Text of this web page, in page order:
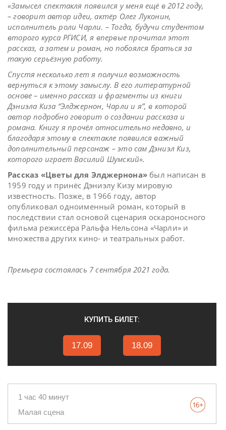
«Замысел спектакля появился у меня ещё в 2012 году,
– говорит автор идеи, актёр Олег Луконин,
исполнитель роли Чарли. – Тогда, будучи студентом
второго курса РГИСИ, я впервые прочитал этот
рассказ, а затем и роман, но побоялся браться за
такую серьёзную работу.
Спустя несколько лет я получил возможность
вернуться к этому замыслу. В его литературной
основе – именно рассказ и фрагменты из книги
Дэниэла Киза “Элджернон, Чарли и я”, в которой
автор подробно говорит о создании рассказа и
романа. Книгу я прочёл относительно недавно, и
благодаря этому в спектакле появился важный
дополнительный персонаж – это сам Дэниэл Киз,
которого играет Василий Шумский».
Рассказ «Цветы для Элджернона» был написан в
1959 году и принёс Дэниэлу Кизу мировую
известность. Позже, в 1966 году, автор
опубликовал одноименный роман, который в
последствии стал основой сценария оскароносного
фильма режиссёра Ральфа Нельсона «Чарли» и
множества других кино- и театральных работ.
Премьера состоялась 7 сентября 2021 года.
КУПИТЬ БИЛЕТ:
17.09 18.09
1 час 40 минут
Малая сцена